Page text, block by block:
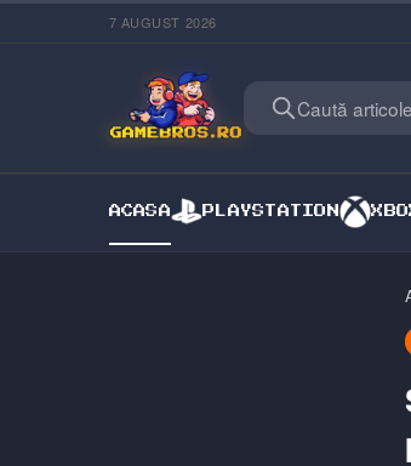
7 AUGUST 2026
Caută
ACASA PLAYSTATION